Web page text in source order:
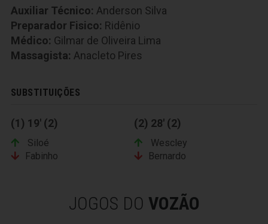
Auxiliar Técnico: Anderson Silva
Preparador Fisico: Ridênio
Médico: Gilmar de Oliveira Lima
Massagista: Anacleto Pires
SUBSTITUIÇÕES
(1) 19' (2)
Siloé
Fabinho
(2) 28' (2)
Wescley
Bernardo
JOGOS DO VOZÃO